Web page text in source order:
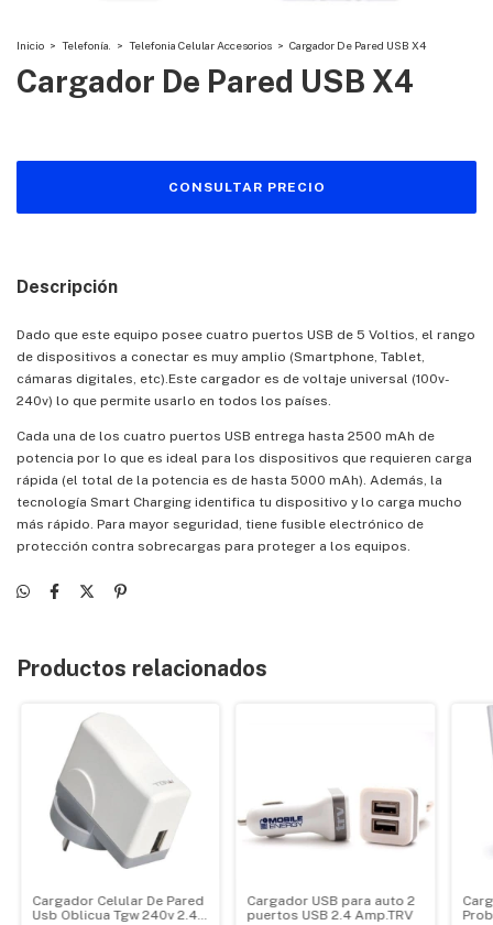
Inicio > Telefonía. > Telefonia Celular Accesorios > Cargador De Pared USB X4
Cargador De Pared USB X4
Descripción
Dado que este equipo posee cuatro puertos USB de 5 Voltios, el rango
de dispositivos a conectar es muy amplio (Smartphone, Tablet,
cámaras digitales, etc).Este cargador es de voltaje universal (100v-
240v) lo que permite usarlo en todos los países.
Cada una de los cuatro puertos USB entrega hasta 2500 mAh de
potencia por lo que es ideal para los dispositivos que requieren carga
rápida (el total de la potencia es de hasta 5000 mAh). Además, la
tecnología Smart Charging identifica tu dispositivo y lo carga mucho
más rápido. Para mayor seguridad, tiene fusible electrónico de
protección contra sobrecargas para proteger a los equipos.
Productos relacionados
Cargador Celular De Pared
Usb Oblicua Tgw 240v 2.4
Cargador USB para auto 2
puertos USB 2.4 Amp.TRV